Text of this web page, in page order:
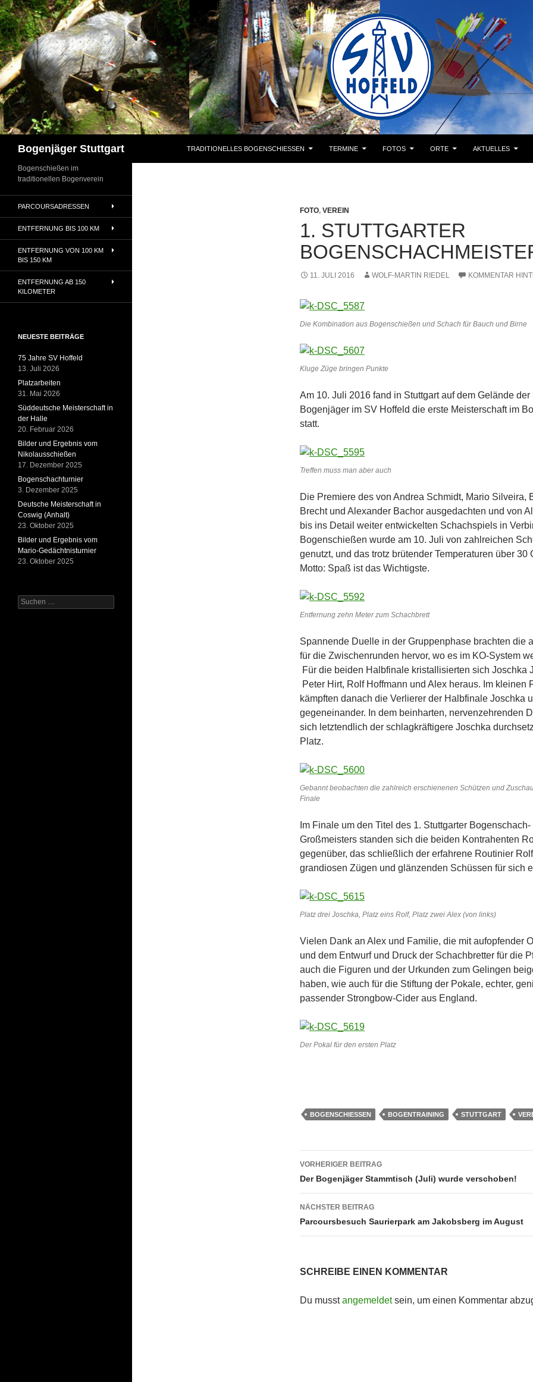
Zum
Inhalt
springen
Bogenjäger Stuttgart TRADITIONELLES BOGENSCHIESSEN TERMINE FOTOS ORTE AKTUELLES
FOTO, VEREIN
1. STUTTGARTER
11. JULI 2016 WOLF-MARTIN RIEDEL KOMMENTAR
Die Kombination aus Bogenschießen und Schach für Bauch und Birne
Kluge Züge bringen Punkte
Am 10. Juli 2016 fand in Stuttgart auf dem Gelände der
Bogenjäger im SV Hoffeld die erste Meisterschaft im
statt.
Treffen muss man aber auch
Die Premiere des von Andrea Schmidt, Mario Silveira,
Brecht und Alexander Bachor ausgedachten und von
bis ins Detail weiter entwickelten Schachspiels in
Bogenschießen wurde am 10. Juli von zahlreichen
genutzt, und das trotz brütender Temperaturen über 30
Motto: Spaß ist das Wichtigste.
Entfernung zehn Meter zum Schachbrett
Spannende Duelle in der Gruppenphase brachten die
für die Zwischenrunden hervor, wo es im KO-System
Für die beiden Halbfinale kristallisierten sich Joschka
Peter Hirt, Rolf Hoffmann und Alex heraus. Im kleinen
kämpften danach die Verlierer der Halbfinale Joschka
gegeneinander. In dem beinharten, nervenzehrenden
sich letztendlich der schlagkräftigere Joschka
Platz.
Gebannt beobachten die zahlreich erschienenen Schützen und
Finale
Im Finale um den Titel des 1. Stuttgarter Bogenschach-
Großmeisters standen sich die beiden Kontrahenten
gegenüber, das schließlich der erfahrene Routinier
grandiosen Zügen und glänzenden Schüssen für sich
Platz drei Joschka, Platz eins Rolf, Platz zwei Alex (von links)
Vielen Dank an Alex und Familie, die mit aufopfender
und dem Entwurf und Druck der Schachbretter für die
auch die Figuren und der Urkunden zum Gelingen
haben, wie auch für die Stiftung der Pokale, echter,
passender Strongbow-Cider aus England.
Der Pokal für den ersten Platz
BOGENSCHIESSEN BOGENTRAINING STUTTGART
Beitragsnavigation
VORHERIGER BEITRAG
Der Bogenjäger Stammtisch (Juli) wurde verschoben!
NÄCHSTER BEITRAG
Parcoursbesuch Saurierpark am Jakobsberg im August
SCHREIBE EINEN KOMMENTAR
Du musstangemeldetsein, um einen Kommentar
Bogenschießen im
traditionellen Bogenverein
PARCOURSADRESSEN
ENTFERNUNG BIS 100 KM
ENTFERNUNG VON 100 KM
BIS 150 KM
ENTFERNUNG AB 150
KILOMETER
NEUESTE BEITRÄGE
75 Jahre SV Hoffeld
13. Juli 2026
Platzarbeiten
31. Mai 2026
Süddeutsche Meisterschaft in
der Halle
20. Februar 2026
Bilder und Ergebnis vom
Nikolausschießen
17. Dezember 2025
Bogenschachturnier
3. Dezember 2025
Deutsche Meisterschaft in
Coswig (Anhalt)
23. Oktober 2025
Bilder und Ergebnis vom
Mario-Gedächtnisturnier
23. Oktober 2025
Suchen
nach: